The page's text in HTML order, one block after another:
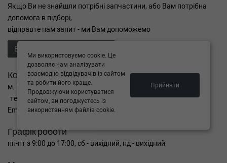
Якщо Ви не знайшли потрібні запчастини, або Вам потрібна
допомога в підборі,
відправте нам запит - ми Вам допоможемо
Відправити запит продавцю
Контакти
м. Тернопіль вул. Микулинецька 106а
тел. +38(099)650-59-19
Email. autokitparts@yahoo.com
Графік роботи
пн-пт з 9:00 до 17:00, сб - вихідний, нд - вихідний
Ми використовуємо cookie. Це
дозволяє нам аналізувати
взаємодію відвідувачів із сайтом
та робити його краще.
Продовжуючи користуватися
сайтом, ви погоджуєтесь із
використанням файлів cookie.
Прийняти